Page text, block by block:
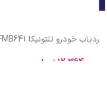
ردیاب خودرو کوبان C311